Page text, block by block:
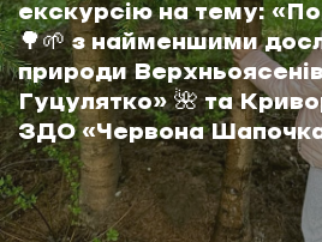
екскурсію на тему:
🌳🌱 з найменшими
природи
Гуцулятко» 🌺 та
ЗДО «Червона